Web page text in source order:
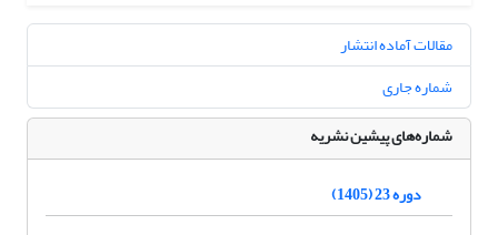
مقالات آماده انتشار
شماره جاری
شماره‌های پیشین نشریه
دوره 23 (1405)